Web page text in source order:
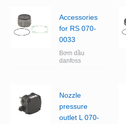
Accessories
for RS 070-
0033
Bơm dầu
danfoss
Nozzle
pressure
outlet L 070-